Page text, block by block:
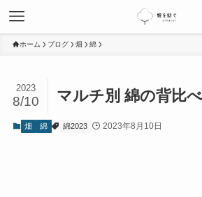
ホーム ブログ 畑 綿
マルチ別 綿の背比
2023
8/10
畑 綿 綿2023 2023年8月10日